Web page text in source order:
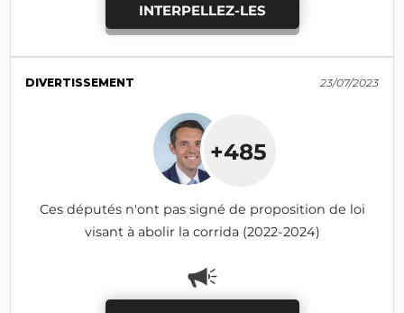
INTERPELLEZ-LES
DIVERTISSEMENT 23/07/2023
+485
Ces députés n'ont pas signé de proposition de loi
visant à abolir la corrida (2022-2024)